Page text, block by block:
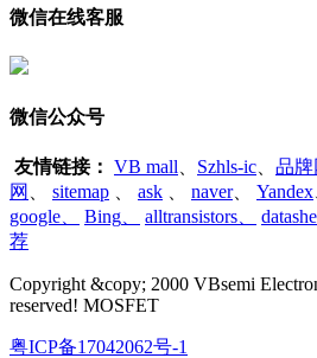
微信在线客服
微信公众号
友情链接： VB mall Szhls-ic 品牌
网
sitemap ask naver、 Yandex
google
Bing alltransistors
荐
Copyright &copy; 2000 VBsemi
reserved! MOSFET
粤ICP备17042062号-1